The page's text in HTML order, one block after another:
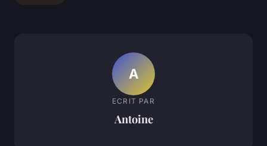
A
ECRIT PAR
Antoine